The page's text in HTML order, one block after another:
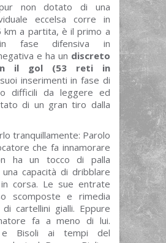
non dotato di una
eccelsa corre in
km a partita, è il primo a
fase difensiva in
e ha un discreto
il gol (53 reti in
inserimenti in fase di
difficili da leggere ed
di un gran tiro dalla
tranquillamente: Parolo
che fa innamorare
ha un tocco di palla
capacità di dribblare
in corsa. Le sue entrate
scomposte e rimedia
di cartellini gialli. Eppure
fa a meno di lui.
e Bisoli ai tempi del